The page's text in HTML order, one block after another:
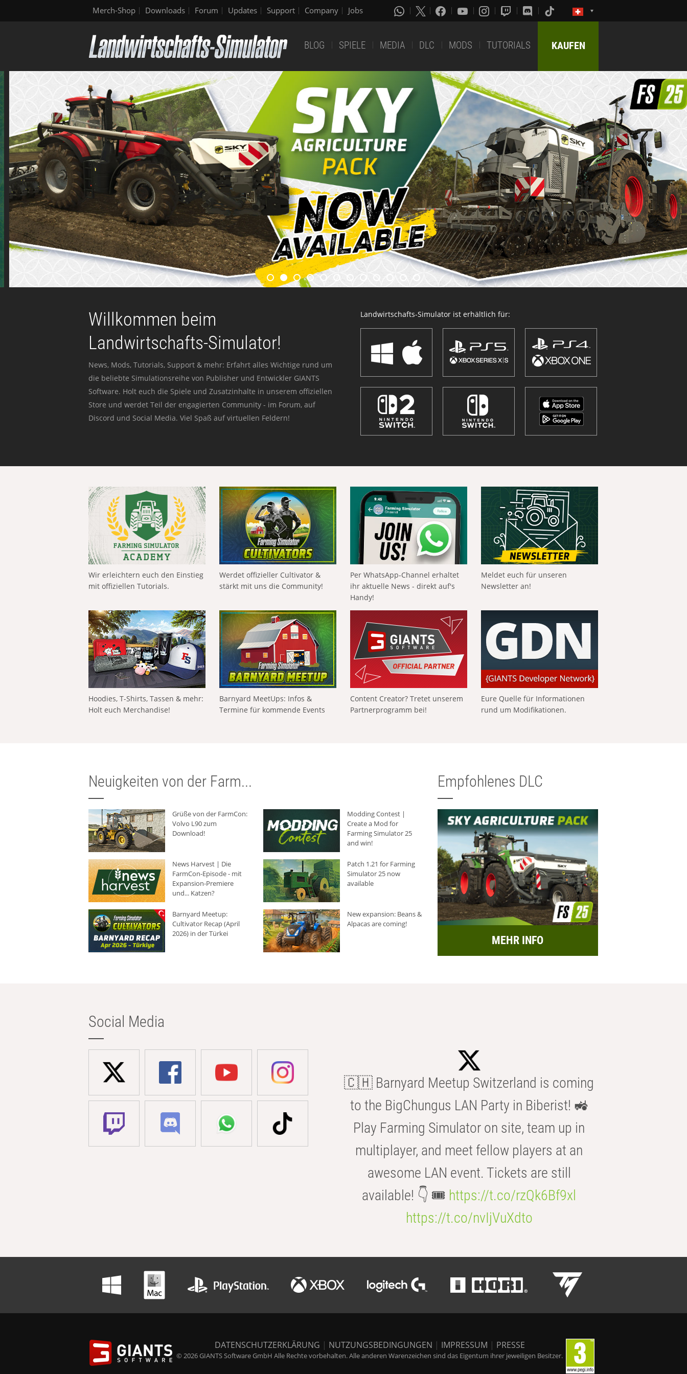
Merch-Shop Downloads Forum Updates Support Company Jobs
BLOG SPIELE MEDIA DLC MODS TUTORIALS KAUFEN
Willkommen beim
Landwirtschafts-Simulator!
News, Mods, Tutorials, Support & mehr: Erfahrt alles Wichtige rund um
die beliebte Simulationsreihe von Publisher und Entwickler GIANTS
Software. Holt euch die Spiele und Zusatzinhalte in unserem offiziellen
Store und werdet Teil der engagierten Community - im Forum, auf
Discord und Social Media. Viel Spaß auf virtuellen Feldern!
Landwirtschafts-Simulator ist erhältlich für:
Wir erleichtern euch den Einstieg
mit offiziellen Tutorials.
Werdet offizieller Cultivator &
stärkt mit uns die Community!
Per WhatsApp-Channel erhaltet
ihr aktuelle News - direkt auf's
Handy!
Meldet euch für unseren
Newsletter an!
Hoodies, T-Shirts, Tassen & mehr:
Holt euch Merchandise!
Barnyard MeetUps: Infos &
Termine für kommende Events
Content Creator? Tretet unserem
Partnerprogramm bei!
Eure Quelle für Informationen
rund um Modifikationen.
Neuigkeiten von der Farm...
Grüße von der FarmCon:
Volvo L90 zum
Download!
Modding Contest |
Create a Mod for
Farming Simulator 25
and win!
News Harvest | Die
FarmCon-Episode - mit
Expansion-Premiere
und... Katzen?
Patch 1.21 for Farming
Simulator 25 now
available
Barnyard Meetup:
Cultivator Recap (April
2026) in der Türkei
New expansion: Beans &
Alpacas are coming!
Empfohlenes DLC
MEHR INFO
Social Media
🇨🇭 Barnyard Meetup Switzerland is coming
to the BigChungus LAN Party in Biberist! 🚜
Play Farming Simulator on site, team up in
multiplayer, and meet fellow players at an
awesome LAN event. Tickets are still
available! 👇 🎟️ https://t.co/rzQk6Bf9xl
https://t.co/nvIjVuXdto
DATENSCHUTZERKLÄRUNG | NUTZUNGSBEDINGUNGEN | IMPRESSUM | PRESSE
© 2026 GIANTS Software GmbH Alle Rechte vorbehalten. Alle anderen Warenzeichen sind das Eigentum ihrer jeweiligen Besitzer.